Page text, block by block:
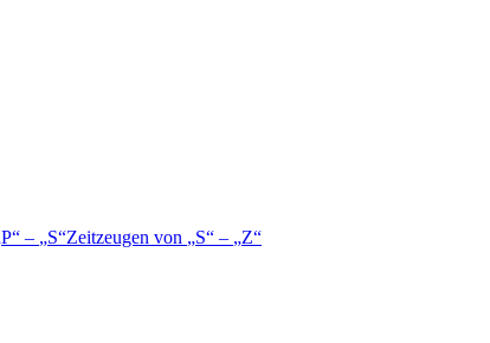
P – S Zeitzeugen von S –
Z